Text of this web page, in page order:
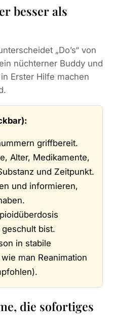
besser als
„Do’s“ von
nüchterner Buddy und
Erster Hilfe machen
griffbereit.
Alter, Medikamente,
und Zeitpunkt.
und informieren,
bist.
in stabile
man Reanimation
die sofortiges